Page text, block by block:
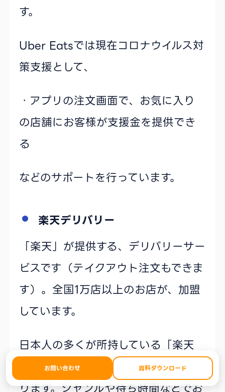
す。
Uber Eatsでは現在コロナウイルス対
策支援として、
・アプリの注文画面で、お気に入り
の店舗にお客様が支援金を提供でき
る
などのサポートを行っています。
楽天デリバリー
「楽天」が提供する、デリバリーサー
ビスです（テイクアウト注文もできま
す）。全国1万店以上のお店が、加盟
しています。
日本人の多くが所持している「楽天
ID」があれば、すぐに利用が可能にな
ります。ジャンルや待ち時間などでお
お問い合わせ 資料ダウンロード